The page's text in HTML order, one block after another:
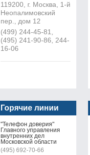
119200, г. Москва, 1-й
Неопалимовский
пер., дом 12
(499) 244-45-81,
(495) 241-90-86, 244-
16-06
Горячие линии
"Телефон доверия"
Главного управления
внутренних дел
Московской области
(495) 692-70-66